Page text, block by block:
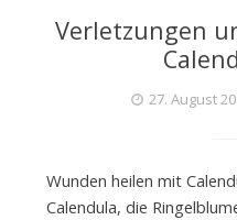
Verletzungen
27. August
Wunden heilen mit
Calendula, die